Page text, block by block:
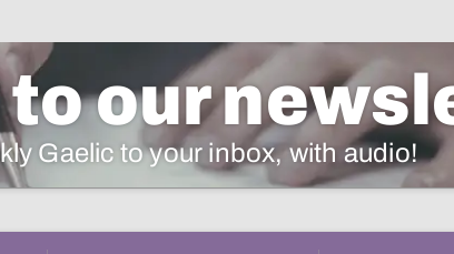
to our
Gaelic to your inbox, with audio!